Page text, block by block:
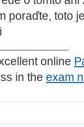
poraďte, toto
online
in the exam